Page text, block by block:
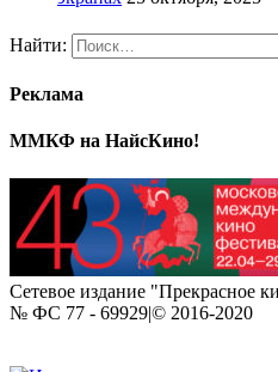
Найти:
Реклама
ММКФ на НайсКино!
Сетевое издание "Прекрасное
№ ФС 77 - 69929|© 2016-2020